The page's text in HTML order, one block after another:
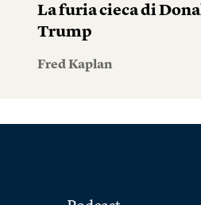
La furia cieca di
Trump
Fred Kaplan